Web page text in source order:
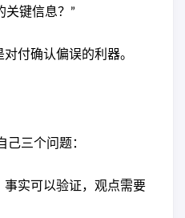
关键信息？”
付确认偏误的利器。
己三个问题：
事实可以验证，观点需要